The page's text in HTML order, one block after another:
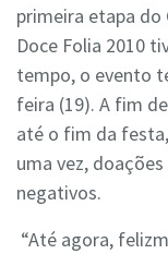
primeira etapa do
Doce Folia 2010
tempo, o evento
feira (19). A fim
até o fim da
uma vez,
negativos.
“Até agora,